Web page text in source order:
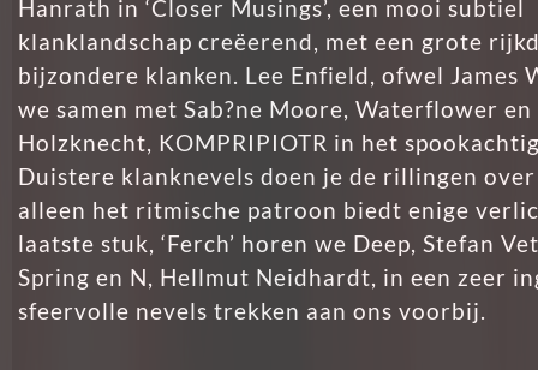
Hanrath in ‘Closer Musings’, een mooi subtiel
klanklandschap creëerend, met een grote
bijzondere klanken. Lee Enfield, ofwel James
we samen met Sab?ne Moore, Waterflower
Holzknecht, KOMPRIPIOTR in het
Duistere klanknevels doen je de rillingen
alleen het ritmische patroon biedt enige
laatste stuk, ‘Ferch’ horen we Deep, Stefan
Spring en N, Hellmut Neidhardt, in een zeer
sfeervolle nevels trekken aan ons voorbij.